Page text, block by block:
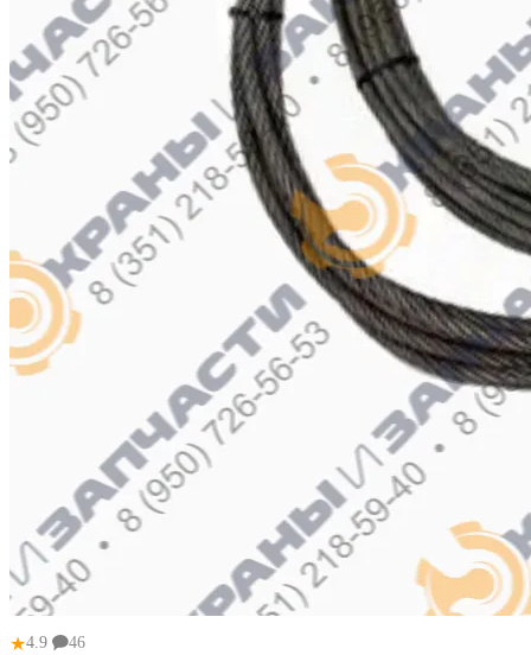
★4.9 46